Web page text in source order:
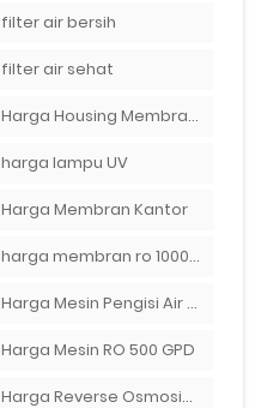
filter air bersih
filter air sehat
Harga Housing Membran RO 2000 GPD
harga lampu UV
Harga Membran Kantor
harga membran ro 1000 gpd
Harga Mesin Pengisi Air Galon
Harga Mesin RO 500 GPD
Harga Reverse Osmosis di Semarang